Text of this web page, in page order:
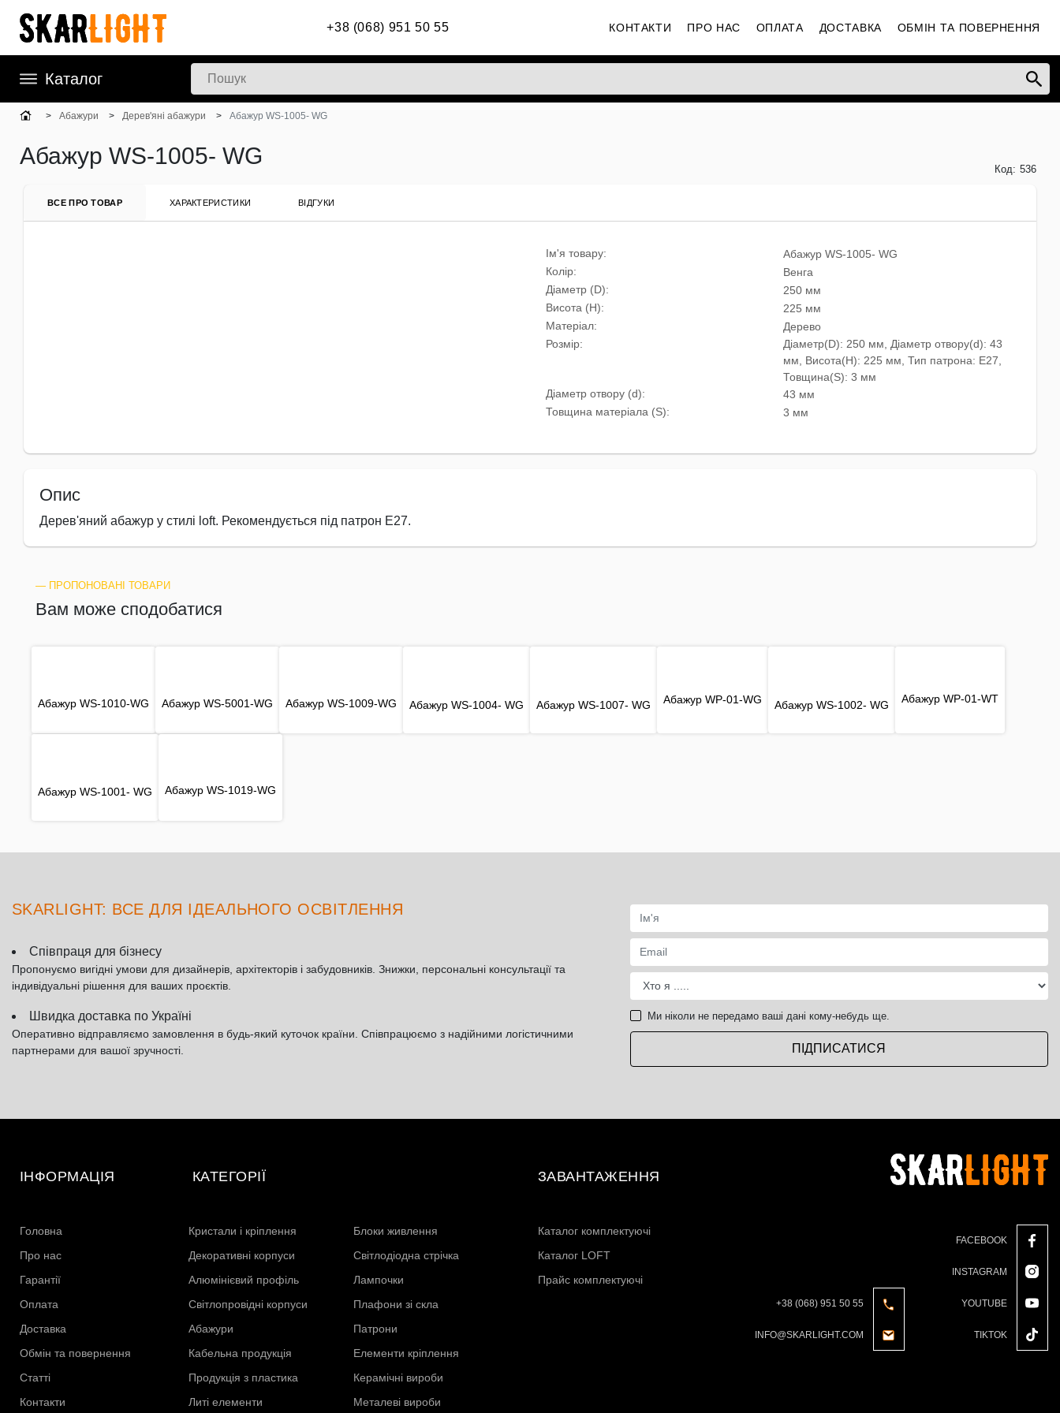
+38 (068) 951 50 55 КОНТАКТИ ПРО НАС ОПЛАТА ДОСТАВКА ОБМІН ТА ПОВЕРНЕННЯ
Каталог
Абажури Дерев'яні абажури Абажур WS-1005- WG
Абажур WS-1005- WG
Код: 536
ВСЕ ПРО ТОВАР ХАРАКТЕРИСТИКИ ВІДГУКИ
Ім'я товару:
Абажур WS-1005- WG
Колір:
Венга
Діаметр (D):
250 мм
Висота (H):
225 мм
Матеріал:
Дерево
Розмiр:
Діаметр(D): 250 мм, Діаметр отвору(d): 43
мм, Висота(H): 225 мм, Тип патрона: E27,
Товщина(S): 3 мм
Діаметр отвору (d):
43 мм
Товщина матеріала (S):
3 мм
Опис
Дерев'яний абажур у стилі loft. Рекомендується під патрон E27.
― ПРОПОНОВАНІ ТОВАРИ
Вам може сподобатися
Абажур WS-1010-WG Абажур WS-5001-WG Абажур WS-1009-WG Абажур WS-1004- WG Абажур WS-1007- WG Абажур WP-01-WG Абажур WS-1002- WG Абажур WP-01-WT
Абажур WS-1001- WG Абажур WS-1019-WG
SKARLIGHT: ВСЕ ДЛЯ ІДЕАЛЬНОГО ОСВІТЛЕННЯ
Співпраця для бізнесу
Пропонуємо вигідні умови для дизайнерів, архітекторів і забудовників. Знижки, персональні консультації та
індивідуальні рішення для ваших проєктів.
Швидка доставка по Україні
Оперативно відправляємо замовлення в будь-який куточок країни. Співпрацюємо з надійними логістичними
партнерами для вашої зручності.
Ми ніколи не передамо ваші дані кому-небудь ще.
ПІДПИСАТИСЯ
ІНФОРМАЦІЯ
Головна
Про нас
Гарантії
Оплата
Доставка
Обмін та повернення
Статті
Контакти
КАТЕГОРІЇ
Кристали і кріплення
Блоки живлення
Декоративні корпуси
Світлодіодна стрічка
Алюмінієвий профіль
Лампочки
Світлопровідні корпуси
Плафони зі скла
Абажури
Патрони
Кабельна продукція
Елементи кріплення
Продукція з пластика
Керамічні вироби
Литі елементи
Металеві вироби
ЗАВАНТАЖЕННЯ
Каталог комплектуючі
Каталог LOFT
Прайс комплектуючі
+38 (068) 951 50 55
INFO@SKARLIGHT.COM
FACEBOOK
INSTAGRAM
YOUTUBE
TIKTOK